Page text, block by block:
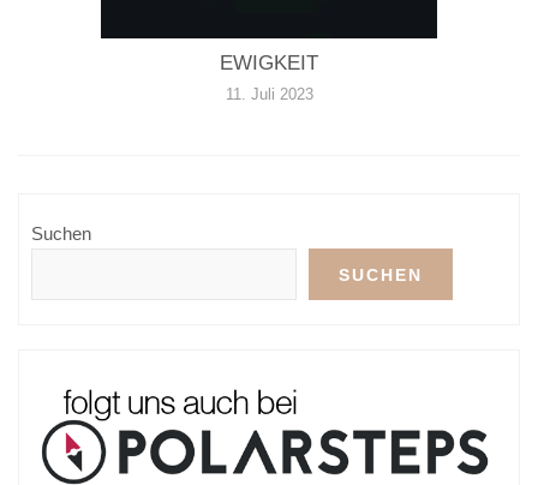
EWIGKEIT
11. Juli 2023
Suchen
SUCHEN